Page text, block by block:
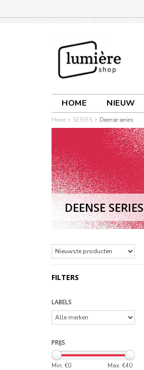
HOME NIEUW
Home SERIES Deense series
DEENSE SERIES
FILTERS
LABELS
PRIJS
Min: €0 Max: €40